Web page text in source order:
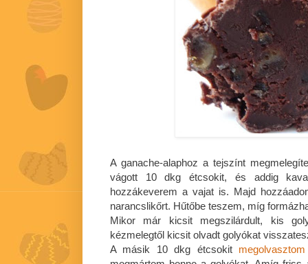
A ganache-alaphoz a tejszínt
vágott 10 dkg étcsokit, és addig
hozzákeverem a vajat is. Majd
narancslikőrt. Hűtőbe teszem, míg
Mikor már kicsit megszilárdult, kis
kézmelegtől kicsit olvadt golyókat
A másik 10 dkg étcsokit